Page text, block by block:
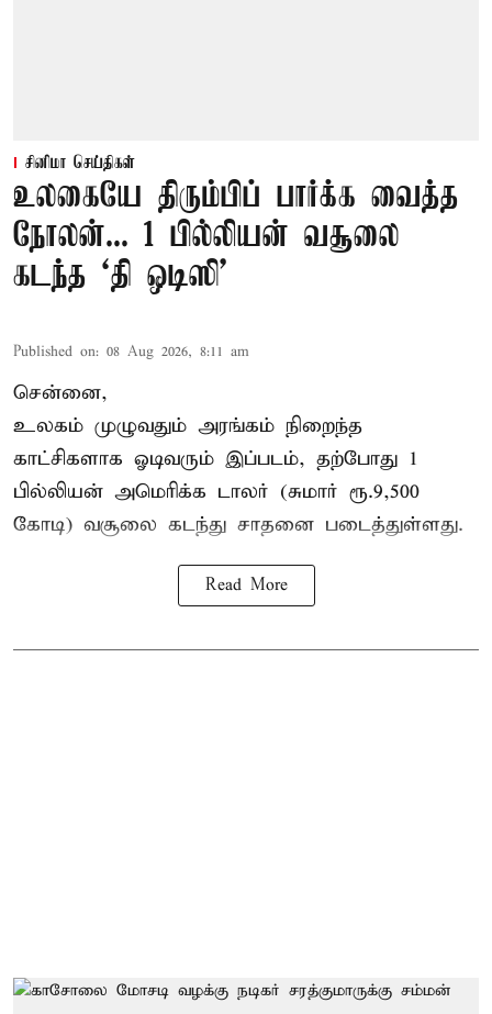
சினிமா செய்திகள்
உலகையே திரும்பிப் பார்க்க வைத்த
நோலன்... 1 பில்லியன் வசூலை
கடந்த ‘தி ஒடிஸி’
Published on: 08 Aug 2026, 8:11 am
சென்னை,
உலகம் முழுவதும் அரங்கம் நிறைந்த
காட்சிகளாக ஓடிவரும் இப்படம், தற்போது 1
பில்லியன் அமெரிக்க டாலர் (சுமார் ரூ.9,500
கோடி) வசூலை கடந்து சாதனை படைத்துள்ளது.
Read More